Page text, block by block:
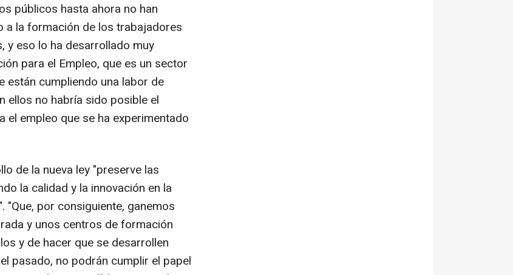
públicos hasta ahora no han
a la formación de los trabajadores
y eso lo ha desarrollado muy
para el Empleo, que es un sector
están cumpliendo una labor de
ellos no habría sido posible el
empleo que se ha experimentado
de la nueva ley "preserve las
la calidad y la innovación en la
por consiguiente, ganemos
y unos centros de formación
y de hacer que se desarrollen
pasado, no podrán cumplir el papel